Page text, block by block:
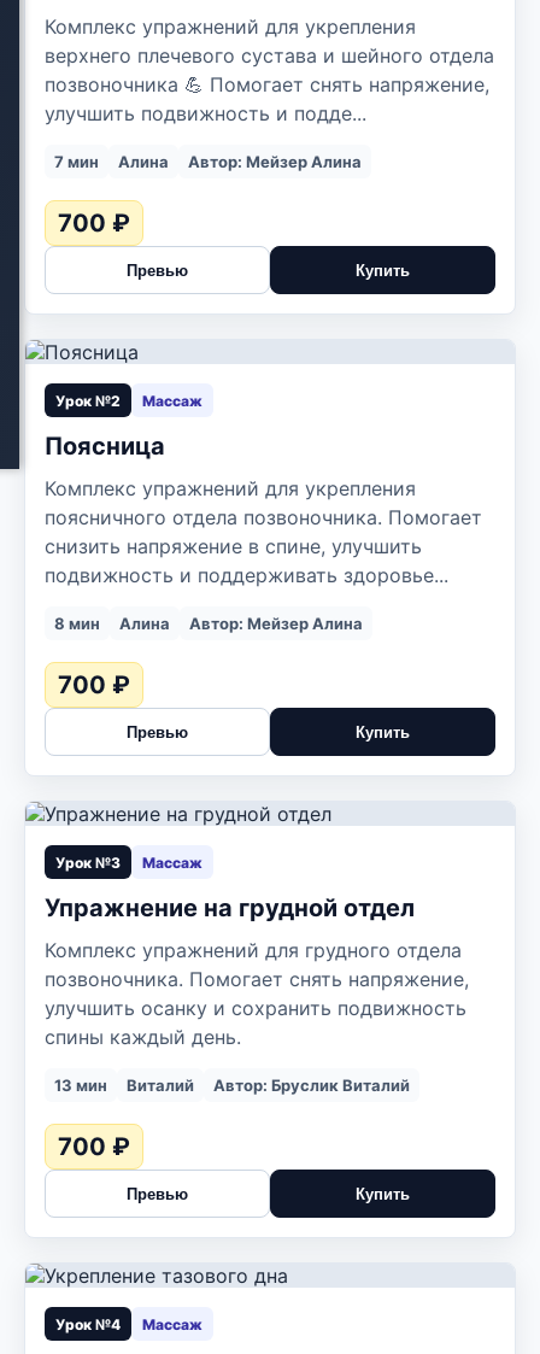
Комплекс упражнений для укрепления
верхнего плечевого сустава и шейного отдела
позвоночника 💪 Помогает снять напряжение,
улучшить подвижность и подде...
7 мин Алина Автор: Мейзер Алина
700 ₽
Превью Купить
▶
Урок №2 Массаж
Поясница
Комплекс упражнений для укрепления
поясничного отдела позвоночника. Помогает
снизить напряжение в спине, улучшить
подвижность и поддерживать здоровье...
8 мин Алина Автор: Мейзер Алина
700 ₽
Превью Купить
▶
Урок №3 Массаж
Упражнение на грудной отдел
Комплекс упражнений для грудного отдела
позвоночника. Помогает снять напряжение,
улучшить осанку и сохранить подвижность
спины каждый день.
13 мин Виталий Автор: Бруслик Виталий
700 ₽
Превью Купить
▶
Урок №4 Массаж